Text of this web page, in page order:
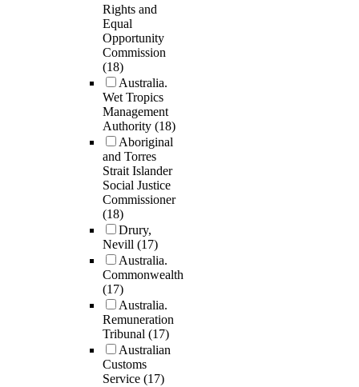
Rights and
Equal
Opportunity
Commission
(18)
Australia.
Wet Tropics
Management
Authority (18)
Aboriginal
and Torres
Strait Islander
Social Justice
Commissioner
(18)
Drury,
Nevill (17)
Australia.
Commonwealth
(17)
Australia.
Remuneration
Tribunal (17)
Australian
Customs
Service (17)